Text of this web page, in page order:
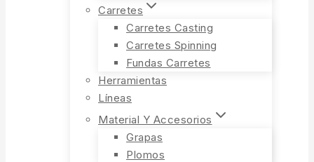
Carretes
Carretes Casting
Carretes Spinning
Fundas Carretes
Herramientas
Líneas
Material Y Accesorios
Grapas
Plomos